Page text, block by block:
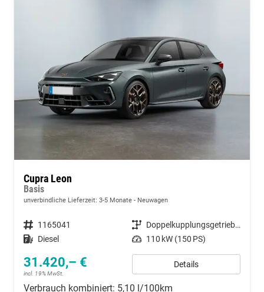
Cupra Leon
Basis
unverbindliche Lieferzeit: 3-5 Monate Neuwagen
Fahrzeugnummer 1165041 Getriebe
Doppelkupplungsgetriebe (DSG)
Kraftstoff Diesel Leistung 110 kW (150 PS)
31.420,– €
incl. 19% MwSt.
Details
Verbrauch kombiniert: 5,10 l/100km